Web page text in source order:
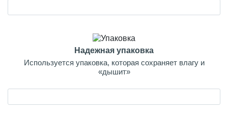
Надежная упаковка
Используется упаковка, которая сохраняет влагу и
«дышит»